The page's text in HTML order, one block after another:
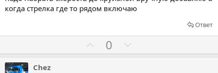
о
и
когда стрелка где то рядом включаю
Ответ
о
0
о
Chez